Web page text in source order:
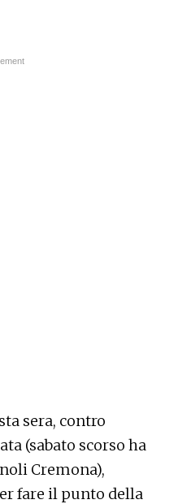
sera, contro
(sabato scorso ha
Cremona),
fare il punto della